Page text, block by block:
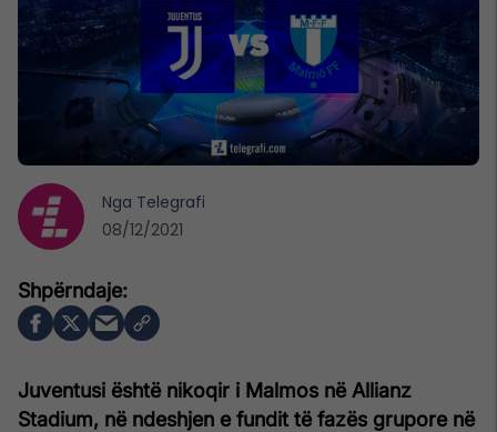
Juventusi është nikoqir i Malmos në Allianz
Stadium, në ndeshjen e fundit të fazës grupore në
Nga Telegrafi
08/12/2021